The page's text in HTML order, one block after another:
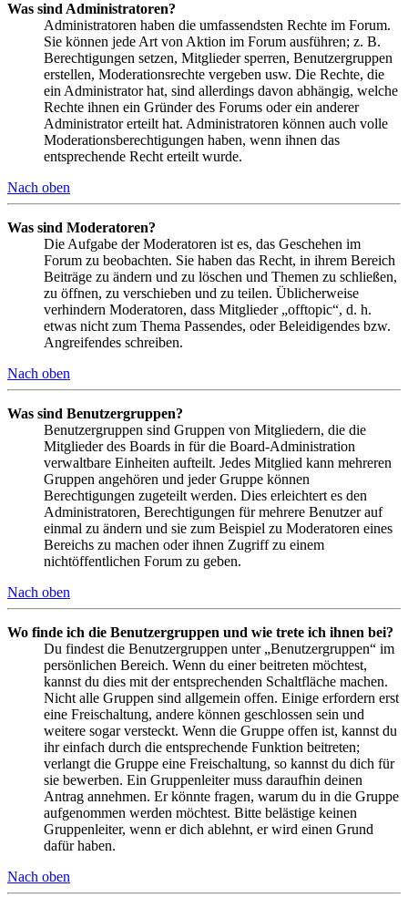
Was sind Administratoren?
Administratoren haben die umfassendsten Rechte im Forum.
Sie können jede Art von Aktion im Forum ausführen; z. B.
Berechtigungen setzen, Mitglieder sperren, Benutzergruppen
erstellen, Moderationsrechte vergeben usw. Die Rechte, die
ein Administrator hat, sind allerdings davon abhängig, welche
Rechte ihnen ein Gründer des Forums oder ein anderer
Administrator erteilt hat. Administratoren können auch volle
Moderationsberechtigungen haben, wenn ihnen das
entsprechende Recht erteilt wurde.
Nach oben
Was sind Moderatoren?
Die Aufgabe der Moderatoren ist es, das Geschehen im
Forum zu beobachten. Sie haben das Recht, in ihrem Bereich
Beiträge zu ändern und zu löschen und Themen zu schließen,
zu öffnen, zu verschieben und zu teilen. Üblicherweise
verhindern Moderatoren, dass Mitglieder „offtopic“, d. h.
etwas nicht zum Thema Passendes, oder Beleidigendes bzw.
Angreifendes schreiben.
Nach oben
Was sind Benutzergruppen?
Benutzergruppen sind Gruppen von Mitgliedern, die die
Mitglieder des Boards in für die Board-Administration
verwaltbare Einheiten aufteilt. Jedes Mitglied kann mehreren
Gruppen angehören und jeder Gruppe können
Berechtigungen zugeteilt werden. Dies erleichtert es den
Administratoren, Berechtigungen für mehrere Benutzer auf
einmal zu ändern und sie zum Beispiel zu Moderatoren eines
Bereichs zu machen oder ihnen Zugriff zu einem
nichtöffentlichen Forum zu geben.
Nach oben
Wo finde ich die Benutzergruppen und wie trete ich ihnen bei?
Du findest die Benutzergruppen unter „Benutzergruppen“ im
persönlichen Bereich. Wenn du einer beitreten möchtest,
kannst du dies mit der entsprechenden Schaltfläche machen.
Nicht alle Gruppen sind allgemein offen. Einige erfordern erst
eine Freischaltung, andere können geschlossen sein und
weitere sogar versteckt. Wenn die Gruppe offen ist, kannst du
ihr einfach durch die entsprechende Funktion beitreten;
verlangt die Gruppe eine Freischaltung, so kannst du dich für
sie bewerben. Ein Gruppenleiter muss daraufhin deinen
Antrag annehmen. Er könnte fragen, warum du in die Gruppe
aufgenommen werden möchtest. Bitte belästige keinen
Gruppenleiter, wenn er dich ablehnt, er wird einen Grund
dafür haben.
Nach oben